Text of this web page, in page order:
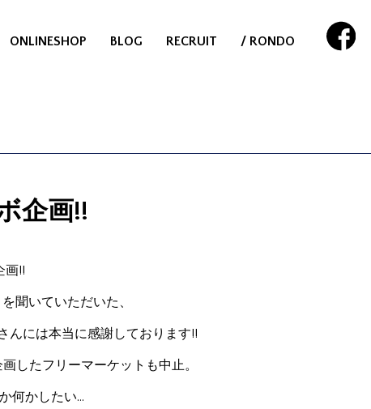
ONLINESHOP BLOG RECRUIT / RONDO
企画!!
画!!
聞いていただいた、
んには本当に感謝しております!!
したフリーマーケットも中止。
何かしたい…